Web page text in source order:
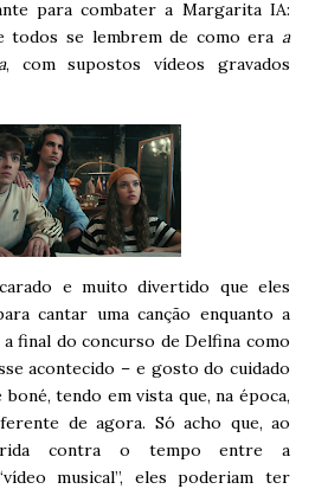
para combater a Margarita IA:
todos se lembrem de como era a
, com supostos vídeos gravados
e muito divertido que eles
cantar uma canção enquanto a
final do concurso de Delfina como
acontecido – e gosto do cuidado
tendo em vista que, na época,
de agora. Só acho que, ao
contra o tempo entre a
musical”, eles poderiam ter